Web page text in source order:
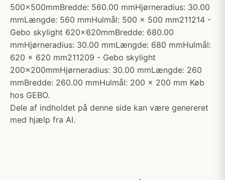
500x500mmBredde: 560.00 mmHjørneradius: 30.00
mmLængde: 560 mmHulmål: 500 x 500 mm211214 -
Gebo skylight 620x620mmBredde: 680.00
mmHjørneradius: 30.00 mmLængde: 680 mmHulmål:
620 x 620 mm211209 - Gebo skylight
200x200mmHjørneradius: 30.00 mmLængde: 260
mmBredde: 260.00 mmHulmål: 200 x 200 mm Køb
hos GEBO.
Dele af indholdet på denne side kan være genereret
med hjælp fra AI.